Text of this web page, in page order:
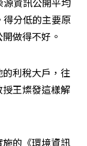
分低的主要原
做得不好。
利稅大戶，往
王燦發這樣解
的《環境​​資訊